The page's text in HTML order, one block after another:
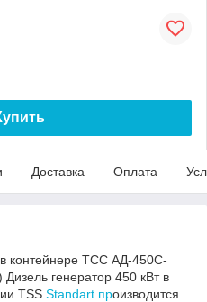
Доставка Оплата
контейнере ТСС АД-450С-
генератор 450 кВт в
TSS Standart производится